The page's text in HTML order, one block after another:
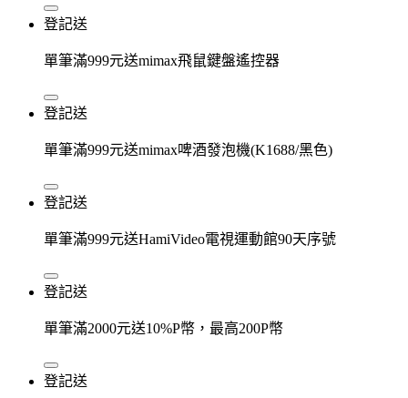
登記送
單筆滿999元送mimax飛鼠鍵盤遙控器
登記送
單筆滿999元送mimax啤酒發泡機(K1688/黑色)
登記送
單筆滿999元送HamiVideo電視運動館90天序號
登記送
單筆滿2000元送10%P幣，最高200P幣
登記送